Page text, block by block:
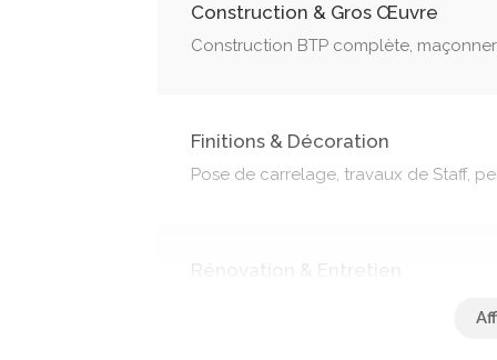
Construction & Gros Œuvre
Construction BTP complète,
Finitions & Décoration
Pose de carrelage, travaux de Staff,
Rénovation & Entretien